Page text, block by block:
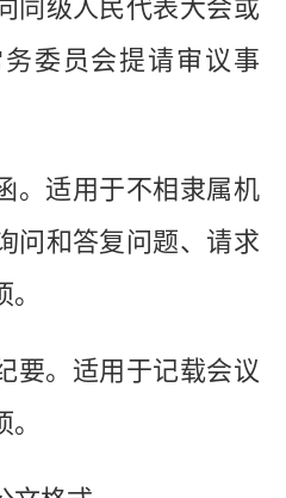
同级人民代表大会或
委员会提请审议事
适用于不相隶属机
问和答复问题、请求
。适用于记载会议